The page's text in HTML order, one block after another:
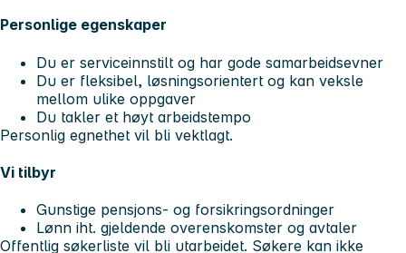
Personlige egenskaper
Du er serviceinnstilt og har gode samarbeidsevner
Du er fleksibel, løsningsorientert og kan veksle
mellom ulike oppgaver
Du takler et høyt arbeidstempo
Personlig egnethet vil bli vektlagt.
Vi tilbyr
Gunstige pensjons- og forsikringsordninger
Lønn iht. gjeldende overenskomster og avtaler
Offentlig søkerliste vil bli utarbeidet. Søkere kan ikke